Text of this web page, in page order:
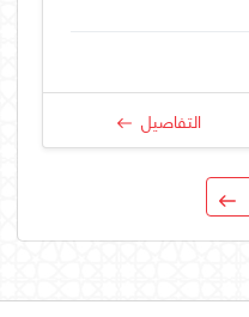
التفاصيل